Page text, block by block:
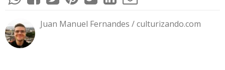
Juan Manuel Fernandes / culturizando.com